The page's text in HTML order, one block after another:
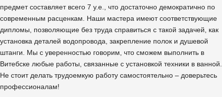
предмет составляет всего 7 у.е., что достаточно демократично по
современным расценкам. Наши мастера имеют соответствующие
дипломы, позволяющие без труда справиться с такой задачей, как
установка деталей водопровода, закрепление полок и душевой
штанги. Мы с уверенностью говорим, что сможем выполнить в
Витебске любые работы, связанные с установкой техники в ванной.
Не стоит делать трудоемкую работу самостоятельно – доверьтесь
профессионалам!